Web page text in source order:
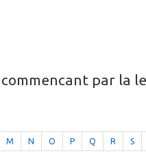
par la
M N O P Q R S